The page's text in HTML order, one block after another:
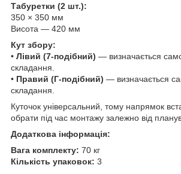
Табуретки (2 шт.):
350 × 350 мм
Висота — 420 мм
Кут збору:
• Лівий (7-подібний) — визначається
складання.
• Правий (Г-подібний) — визначається
складання.
Куточок універсальний, тому напрямок
обрати під час монтажу залежно від
Додаткова інформація:
Вага комплекту: 70 кг
Кількість упаковок: 3